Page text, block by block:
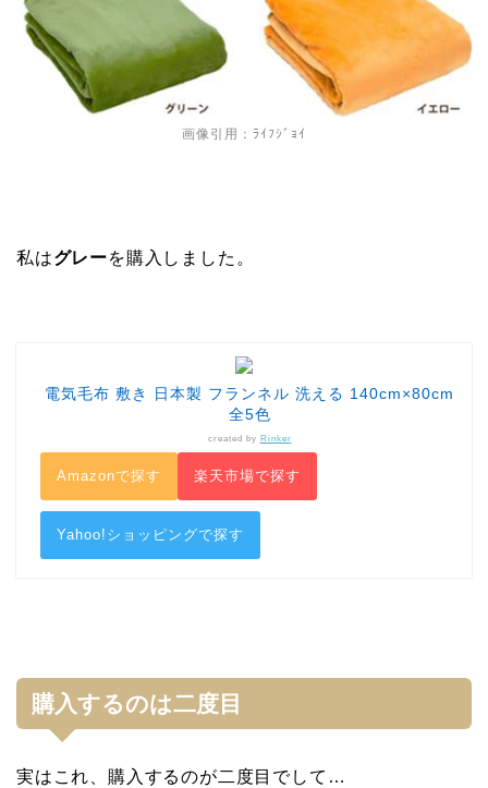
画像引用：ﾗｲﾌｼﾞｮｲ
私はグレーを購入しました。
電気毛布 敷き 日本製 フランネル 洗える 140cm×80cm
全5色
created by Rinker
Amazonで探す 楽天市場で探す
Yahoo!ショッピングで探す
購入するのは二度目
実はこれ、購入するのが二度目でして…